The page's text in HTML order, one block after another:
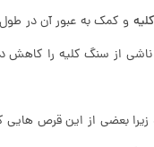
و کمک به عبور آن در
ناشی از سنگ کلیه را
بعضی از این قرص